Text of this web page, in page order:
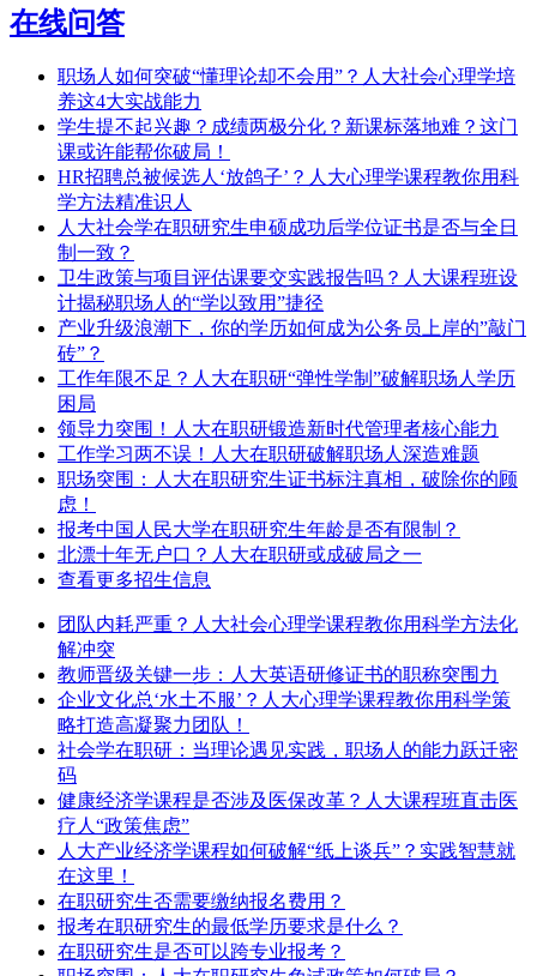
在线问答
职场人如何突破“懂理论却不会用”？人大社会心理学培
养这4大实战能力
学生提不起兴趣？成绩两极分化？新课标落地难？这门
课或许能帮你破局！
HR招聘总被候选人‘放鸽子’？人大心理学课程教你用科
学方法精准识人
人大社会学在职研究生申硕成功后学位证书是否与全日
制一致？
卫生政策与项目评估课要交实践报告吗？人大课程班设
计揭秘职场人的“学以致用”捷径
产业升级浪潮下，你的学历如何成为公务员上岸的”敲门
砖”？
工作年限不足？人大在职研“弹性学制”破解职场人学历
困局
​领导力突围！人大在职研锻造新时代管理者核心能力
工作学习两不误！人大在职研破解职场人深造难题
职场突围：人大在职研究生证书标注真相，破除你的顾
虑！
报考中国人民大学在职研究生年龄是否有限制？
北漂十年无户口？人大在职研或成破局之一
查看更多招生信息
团队内耗严重？人大社会心理学课程教你用科学方法化
解冲突
教师晋级关键一步：人大英语研修证书的职称突围力
企业文化总‘水土不服’？人大心理学课程教你用科学策
略打造高凝聚力团队！
社会学在职研：当理论遇见实践，职场人的能力跃迁密
码
健康经济学课程是否涉及医保改革？人大课程班直击医
疗人“政策焦虑”
人大产业经济学课程如何破解“纸上谈兵”？实践智慧就
在这里！
在职研究生否需要缴纳报名费用？
报考在职研究生的最低学历要求是什么？
在职研究生是否可以跨专业报考？